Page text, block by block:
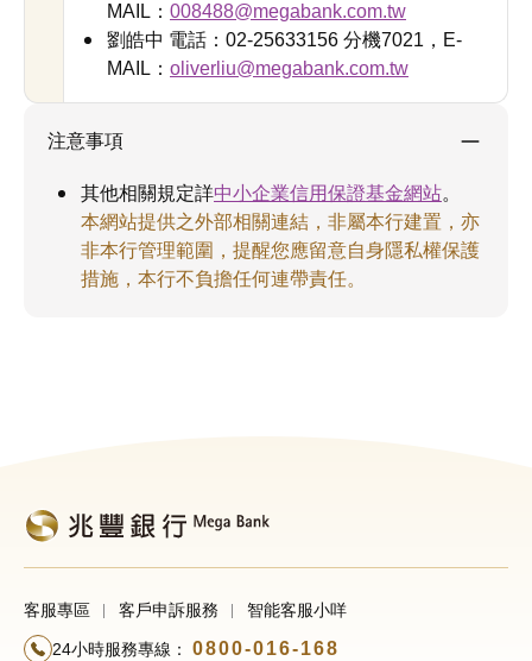
MAIL： 008488@megabank.com.tw
劉皓中 電話：02-25633156 分機7021，E-
MAIL： oliverliu@megabank.com.tw
注意事項
其他相關規定詳中小企業信用保證基金網站。
本網站提供之外部相關連結，非屬本行建置，亦
非本行管理範圍，提醒您應留意自身隱私權保護
措施，本行不負擔任何連帶責任。
客服專區 客戶申訴服務 智能客服小咩
24小時服務專線： 0800-016-168